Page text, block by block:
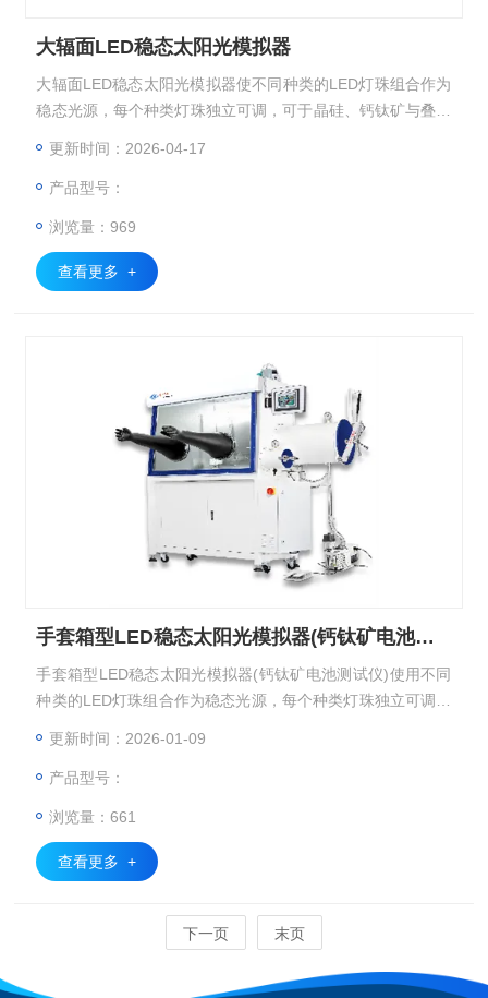
大辐面LED稳态太阳光模拟器
大辐面LED稳态太阳光模拟器使不同种类的LED灯珠组合作为
稳态光源，每个种类灯珠独立可调，可于晶硅、钙钛矿与叠层
更新时间：2026-04-17
产品型号：
浏览量：969
查看更多 +
手套箱型LED稳态太阳光模拟器(钙钛矿电池测试仪)
手套箱型LED稳态太阳光模拟器(钙钛矿电池测试仪)使用不同
种类的LED灯珠组合作为稳态光源，每个种类灯珠独立可调，
更新时间：2026-01-09
产品型号：
浏览量：661
查看更多 +
下一页 末页